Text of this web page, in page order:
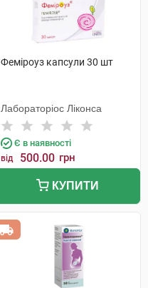
Феміроуз капсули 30 шт
Лабораторіос Ліконса
Є в наявності
від 500.00 грн
КУПИТИ